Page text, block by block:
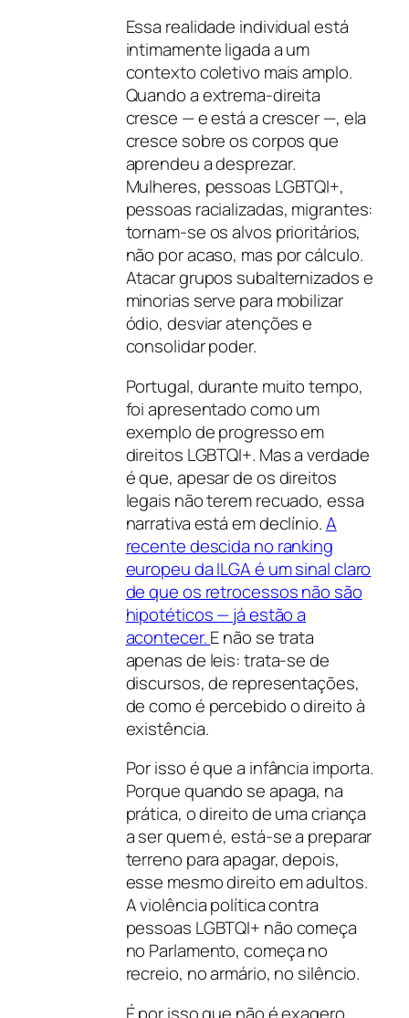
Essa realidade individual está
intimamente ligada a um
contexto coletivo mais amplo.
Quando a extrema-direita
cresce — e está a crescer —, ela
cresce sobre os corpos que
aprendeu a desprezar.
Mulheres, pessoas LGBTQI+,
pessoas racializadas, migrantes:
tornam-se os alvos prioritários,
não por acaso, mas por cálculo.
Atacar grupos subalternizados e
minorias serve para mobilizar
ódio, desviar atenções e
consolidar poder.
Portugal, durante muito tempo,
foi apresentado como um
exemplo de progresso em
direitos LGBTQI+. Mas a verdade
é que, apesar de os direitos
legais não terem recuado, essa
narrativa está em declínio.A
recente descida no ranking
europeu da ILGA é um sinal claro
de que os retrocessos não são
hipotéticos — já estão a
acontecer.E não se trata
apenas de leis: trata-se de
discursos, de representações,
de como é percebido o direito à
existência.
Por isso é que a infância importa.
Porque quando se apaga, na
prática, o direito de uma criança
a ser quem é, está-se a preparar
terreno para apagar, depois,
esse mesmo direito em adultos.
A violência política contra
pessoas LGBTQI+ não começa
no Parlamento, começa no
recreio, no armário, no silêncio.
É por isso que não é exagero